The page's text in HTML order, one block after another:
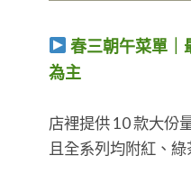
春三朝午菜單｜
為主
店裡提供 10 款大份
且全系列均附紅、綠